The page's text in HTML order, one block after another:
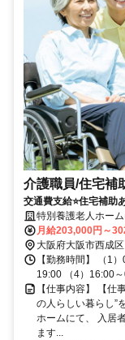
介護職員/住宅補
交通費支給⭐️住宅補助
研修支援有✨経験者優
特別養護老人ホー
月給203,000円～
大阪府大阪市西成区
【勤務時間】 （1
19:00 （4）16:00
【仕事内容】 【
の人らしい暮らし”
ホームにて、 入居
ます...